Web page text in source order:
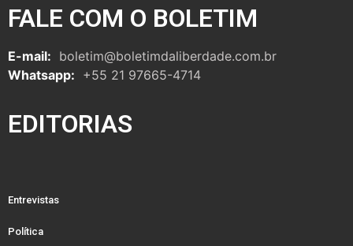
FALE COM O BOLETIM
E-mail: boletim@boletimdaliberdade.com.br
Whatsapp: +55 21 97665-4714
EDITORIAS
Entrevistas
Política